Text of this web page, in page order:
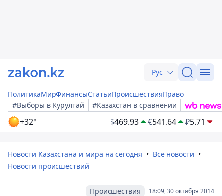
Рус
ПолитикаМирФинансыСтатьиПроисшествияПраво
#Выборы в Курултай
#Казахстан в сравнении
+32° $469.93 €541.64 ₽5.71
Новости Казахстана и мира на сегодня
Все новости
Новости происшествий
18:09, 30 октября 2014
Происшествия